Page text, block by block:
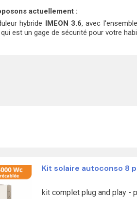
actuellement :
hybride IMEON 3.6, avec
est un gage de sécurité pour votre
Kit solaire autoconso 8
kit complet plug and play -